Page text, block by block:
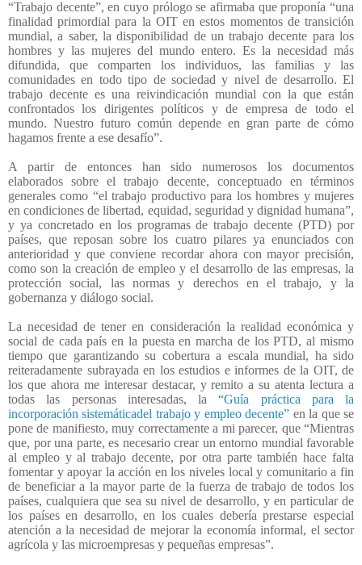
“Trabajo decente”, en cuyo prólogo se afirmaba que proponía “una
finalidad primordial para la OIT en estos momentos de transición
mundial, a saber, la disponibilidad de un trabajo decente para los
hombres y las mujeres del mundo entero. Es la necesidad más
difundida, que comparten los individuos, las familias y las
comunidades en todo tipo de sociedad y nivel de desarrollo. El
trabajo decente es una reivindicación mundial con la que están
confrontados los dirigentes políticos y de empresa de todo el
mundo. Nuestro futuro común depende en gran parte de cómo
hagamos frente a ese desafío”.
A partir de entonces han sido numerosos los documentos
elaborados sobre el trabajo decente, conceptuado en términos
generales como “el trabajo productivo para los hombres y mujeres
en condiciones de libertad, equidad, seguridad y dignidad humana”,
y ya concretado en los programas de trabajo decente (PTD) por
países, que reposan sobre los cuatro pilares ya enunciados con
anterioridad y que conviene recordar ahora con mayor precisión,
como son la creación de empleo y el desarrollo de las empresas, la
protección social, las normas y derechos en el trabajo, y la
gobernanza y diálogo social.
La necesidad de tener en consideración la realidad económica y
social de cada país en la puesta en marcha de los PTD, al mismo
tiempo que garantizando su cobertura a escala mundial, ha sido
reiteradamente subrayada en los estudios e informes de la OIT, de
los que ahora me interesar destacar, y remito a su atenta lectura a
todas las personas interesadas, la“Guía práctica para la
incorporación sistemáticadel trabajo y empleo decente” en la que se
pone de manifiesto, muy correctamente a mi parecer, que “Mientras
que, por una parte, es necesario crear un entorno mundial favorable
al empleo y al trabajo decente, por otra parte también hace falta
fomentar y apoyar la acción en los niveles local y comunitario a fin
de beneficiar a la mayor parte de la fuerza de trabajo de todos los
países, cualquiera que sea su nivel de desarrollo, y en particular de
los países en desarrollo, en los cuales debería prestarse especial
atención a la necesidad de mejorar la economía informal, el sector
agrícola y las microempresas y pequeñas empresas”.